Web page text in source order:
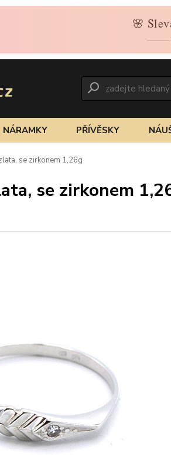
🌸
NÁRAMKY PŘÍVĚSKY
se zirkonem 1,26g
se zirkonem